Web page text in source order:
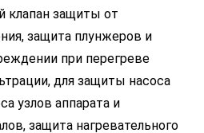
клапан защиты от
защита плунжеров и
при перегреве
для защиты насоса
узлов аппарата и
защита нагревательного